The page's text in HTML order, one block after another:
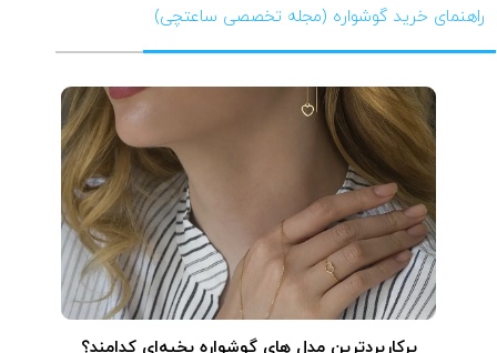
راهنمای خرید گوشواره (مجله تخصصی ساعتچی)
پرکاربردترین مدل های گوشواره بخیه‌ای کدامند؟